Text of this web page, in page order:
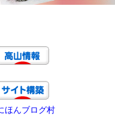
ほんブログ村